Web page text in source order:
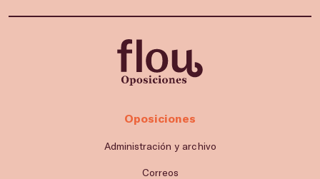
Oposiciones
Administración y archivo
Correos